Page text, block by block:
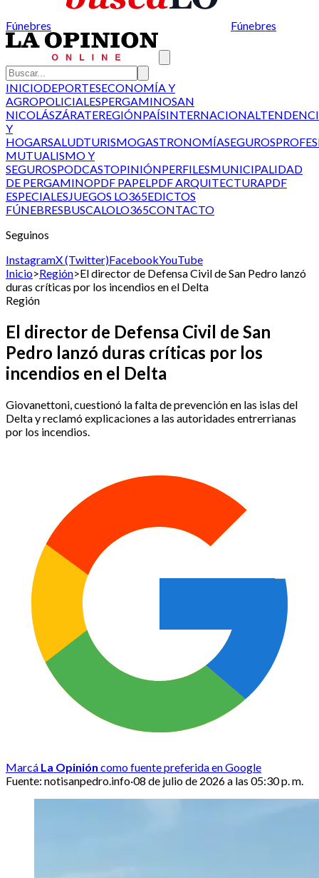
Fúnebres Fúnebres
INICIODEPORTESECONOMÍA Y
AGROPOLICIALESPERGAMINOSAN
NICOLÁSZÁRATEREGIÓNPAÍSINTERNACIONAL
Y
HOGARSALUDTURISMOGASTRONOMÍASEGUROS
MUTUALISMO Y
SEGUROSPODCASTOPINIÓNPERFILESMUNICIPALIDAD
DE PERGAMINOPDF PAPELPDF ARQUITECTURAPDF
ESPECIALESJUEGOS LO365EDICTOS
FÚNEBRESBUSCALOLO365CONTACTO
Seguinos
InstagramX (Twitter)FacebookYouTube
Inicio>Región>El director de Defensa Civil de San Pedro lanzó
duras críticas por los incendios en el Delta
Región
El director de Defensa Civil de San
Pedro lanzó duras críticas por los
incendios en el Delta
Giovanettoni, cuestionó la falta de prevención en las islas del
Delta y reclamó explicaciones a las autoridades entrerrianas
por los incendios.
Marcá La Opinión como fuente preferida en Google
Fuente: notisanpedro.info·08 de julio de 2026 a las 05:30 p. m.